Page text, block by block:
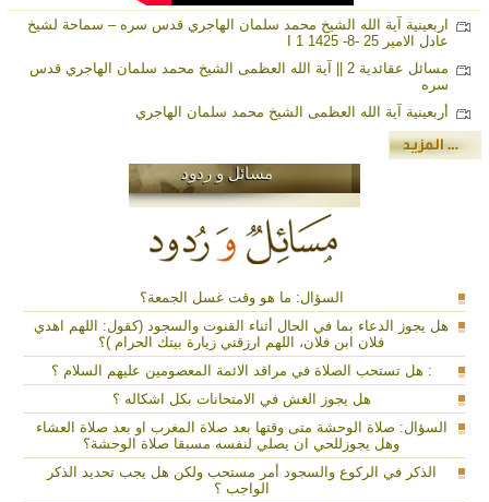
اربعينية آية الله الشيخ محمد سلمان الهاجري قدس سره – سماحة لشيخ
عادل الامير 25 -8- 1425 I 1
مسائل عقائدية 2 || آية الله العظمى الشيخ محمد سلمان الهاجري قدس
سره
أربعينية آية الله العظمى الشيخ محمد سلمان الهاجري
مسائل و ردود
السؤال: ما هو وقت غسل الجمعة؟
هل يجوز الدعاء بما في الحال أثناء القنوت والسجود (كقول: اللهم اهدي
فلان ابن فلان، اللهم ارزقني زيارة بيتك الحرام )؟
: هل تستحب الصلاة في مراقد الائمة المعصومين عليهم السلام ؟
هل يجوز الغش في الامتحانات بكل اشكاله ؟
السؤال: صلاة الوحشة متی وقتها بعد صلاة المغرب او بعد صلاة العشاء
وهل یجوزللحي ان یصلي لنفسه مسبقا صلاة الوحشة؟
الذكر في الركوع والسجود أمر مستحب ولكن هل يجب تحديد الذكر
الواجب ؟